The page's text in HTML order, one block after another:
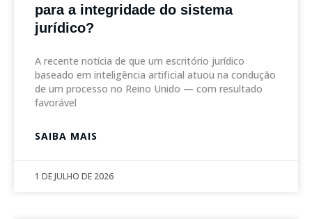
para a integridade do sistema
jurídico?
A recente notícia de que um escritório jurídico
baseado em inteligência artificial atuou na condução
de um processo no Reino Unido — com resultado
favorável
SAIBA MAIS
1 DE JULHO DE 2026